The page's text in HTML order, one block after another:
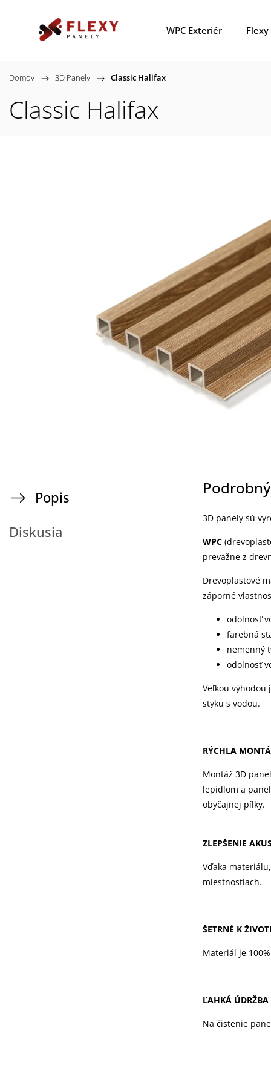
WPC Exteriér
Domov / 3D Panely / Classic Halifax
Classic Halifax
Popis
Diskusia
3D panely sú
WPC
prevažne z
Drevoplastové
záporné
odolnosť
farebná
nemenný
odolnosť
Veľkou
styku s vodou.
RÝCHLA
Montáž 3D
lepidlom a
obyčajnej pílky.
ZLEPŠENIE
Vďaka
miestnostiach.
ŠETRNÉ K
Materiál je
ĽAHKÁ ÚDRŽBA
Na čistenie